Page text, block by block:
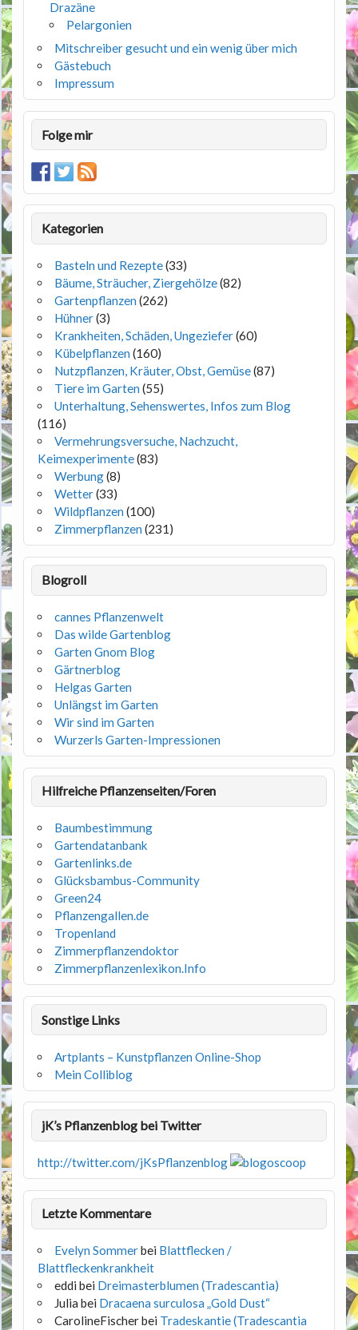
Drazäne
Pelargonien
Mitschreiber gesucht und ein wenig über mich
Gästebuch
Impressum
Folge mir
Kategorien
Basteln und Rezepte(33)
Bäume, Sträucher, Ziergehölze(82)
Gartenpflanzen (262)
Hühner(3)
Krankheiten, Schäden, Ungeziefer(60)
Kübelpflanzen (160)
Nutzpflanzen, Kräuter, Obst, Gemüse(87)
Tiere im Garten (55)
Unterhaltung, Sehenswertes, Infos zum Blog
(116)
Vermehrungsversuche, Nachzucht,
Keimexperimente(83)
Werbung(8)
Wetter(33)
Wildpflanzen (100)
Zimmerpflanzen (231)
Blogroll
cannes Pflanzenwelt
Das wilde Gartenblog
Garten Gnom Blog
Gärtnerblog
Helgas Garten
Unlängst im Garten
Wir sind im Garten
Wurzerls Garten-Impressionen
Hilfreiche Pflanzenseiten/Foren
Baumbestimmung
Gartendatanbank
Gartenlinks.de
Glücksbambus-Community
Green24
Pflanzengallen.de
Tropenland
Zimmerpflanzendoktor
Zimmerpflanzenlexikon.Info
Sonstige Links
Artplants – Kunstpflanzen Online-Shop
Mein Colliblog
jK’s Pflanzenblog bei Twitter
http://twitter.com/jKsPflanzenblog
Letzte Kommentare
Evelyn Sommerbei Blattflecken /
Blattfleckenkrankheit
eddibei Dreimasterblumen (Tradescantia)
Julia bei Dracaena surculosa „Gold Dust“
CarolineFischerbei Tradeskantie (Tradescantia